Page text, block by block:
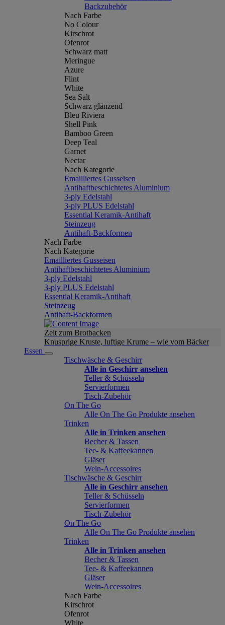
Backzubehör
Nach Farbe
No Colour
Kirschrot
Ofenrot
Schwarz matt
Meringue
Azure
Flint
White
Sea Salt
Schwarz glänzend
Bleu Riviera
Shell Pink
Bamboo Green
Deep Teal
Garnet
Nectar
Nach Kategorie
Emailliertes Gusseisen
Antihaftbeschichtetes Aluminium
3-ply Edelstahl
3-ply PLUS Edelstahl
Essential Keramik-Antihaft
Steinzeug
Antihaft-Backformen
Nach Farbe
Nach Kategorie
Emailliertes Gusseisen
Antihaftbeschichtetes Aluminium
3-ply Edelstahl
3-ply PLUS Edelstahl
Essential Keramik-Antihaft
Steinzeug
Antihaft-Backformen
Zeit zum Brotbacken
Knusprige Kruste, luftige Krume – wie vom Bäcker
Essen
Tischwäsche & Geschirr
Alle in Geschirr ansehen
Teller & Schüsseln
Servierformen
Tisch-Zubehör
On The Go
Alle On The Go Produkte ansehen
Trinken
Alle in Trinken ansehen
Becher & Tassen
Tee- & Kaffeekannen
Gläser
Wein-Accessoires
Tischwäsche & Geschirr
Alle in Geschirr ansehen
Teller & Schüsseln
Servierformen
Tisch-Zubehör
On The Go
Alle On The Go Produkte ansehen
Trinken
Alle in Trinken ansehen
Becher & Tassen
Tee- & Kaffeekannen
Gläser
Wein-Accessoires
Nach Farbe
Kirschrot
Ofenrot
White